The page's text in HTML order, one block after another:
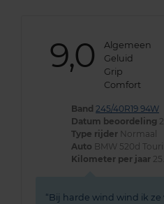
9,0 Algemeen
Geluid
Grip
Comfort
Band 245/40R19 94W
Datum beoordeling
Type rijder Normaal
Auto BMW 520d
Kilometer per jaar
Bij harde wind wind ik